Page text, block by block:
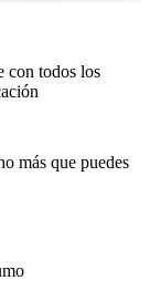
con todos los
más que puedes